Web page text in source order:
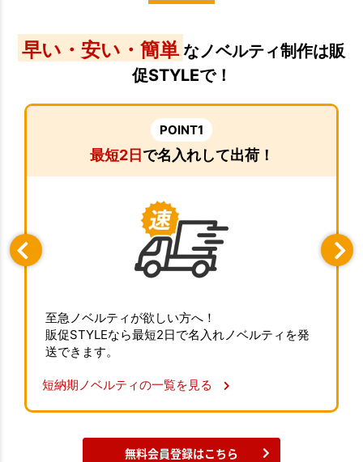
早い・安い・簡単 なノベルティ制作は販
促STYLEで！
POINT1
最短2日で名入れして出荷！
至急ノベルティが欲しい方へ！
販促STYLEなら最短2日で名入れノベルティを発
送できます。
短納期ノベルティの一覧を見る
無料会員登録はこちら